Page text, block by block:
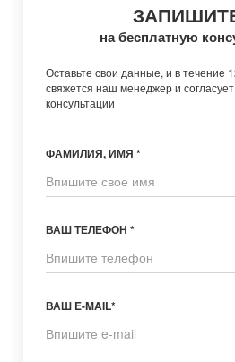
на бесплатную
Оставьте свои данные, и в течение
свяжется наш менеджер и
консультации
ФАМИЛИЯ, ИМЯ *
ВАШ ТЕЛЕФОН *
ВАШ E-MAIL*